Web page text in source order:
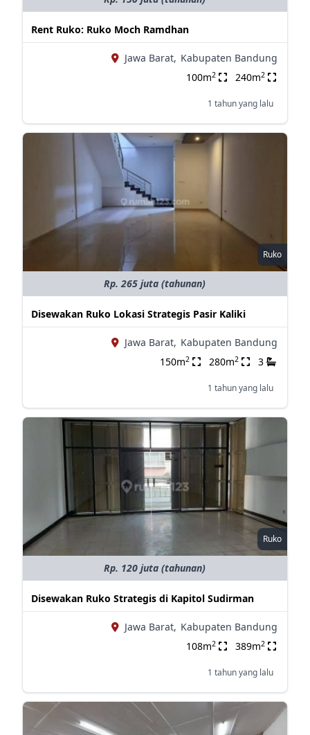
Rent Ruko: Ruko Moch Ramdhan
Jawa Barat, Kabupaten Bandung
100m2 240m2
1 tahun yang lalu
Ruko
Rp. 265 juta (tahunan)
Disewakan Ruko Lokasi Strategis Pasir Kaliki
Jawa Barat, Kabupaten Bandung
150m2 280m2 3
1 tahun yang lalu
Ruko
Rp. 120 juta (tahunan)
Disewakan Ruko Strategis di Kapitol Sudirman
Jawa Barat, Kabupaten Bandung
108m2 389m2
1 tahun yang lalu